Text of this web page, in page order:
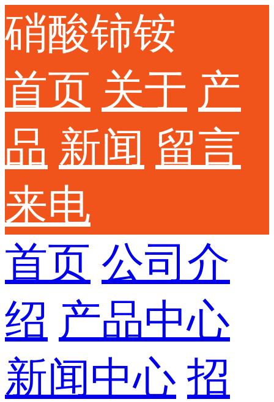
硝酸铈铵
首页 关于 产
品 新闻 留言
来电
首页 公司介
绍 产品中心
新闻中心 招